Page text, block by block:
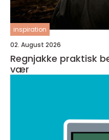
inspiration
02. August 2026
Regnjakke praktisk beskyttelse i all slags
vær